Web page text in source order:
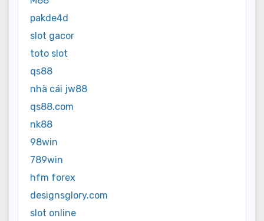
pakde4d
slot gacor
toto slot
qs88
nhà cái jw88
qs88.com
nk88
98win
789win
hfm forex
designsglory.com
slot online